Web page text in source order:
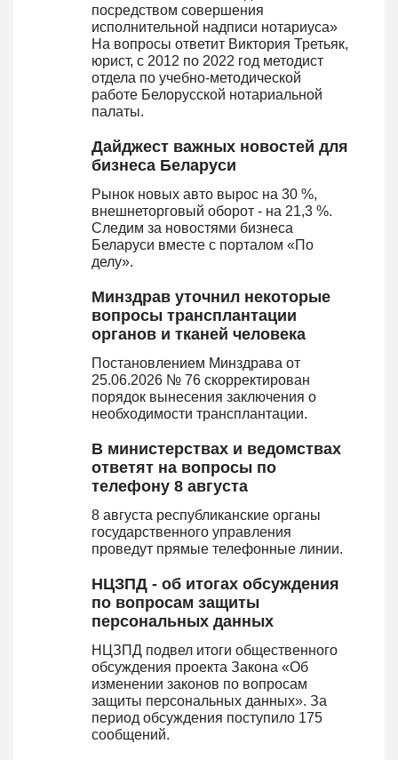
посредством совершения
исполнительной надписи нотариуса»
На вопросы ответит Виктория Третьяк,
юрист, с 2012 по 2022 год методист
отдела по учебно-методической
работе Белорусской нотариальной
палаты.
Дайджест важных новостей для
бизнеса Беларуси
Рынок новых авто вырос на 30 %,
внешнеторговый оборот - на 21,3 %.
Следим за новостями бизнеса
Беларуси вместе с порталом «По
делу».
Минздрав уточнил некоторые
вопросы трансплантации
органов и тканей человека
Постановлением Минздрава от
25.06.2026 № 76 скорректирован
порядок вынесения заключения о
необходимости трансплантации.
В министерствах и ведомствах
ответят на вопросы по
телефону 8 августа
8 августа республиканские органы
государственного управления
проведут прямые телефонные линии.
НЦЗПД - об итогах обсуждения
по вопросам защиты
персональных данных
НЦЗПД подвел итоги общественного
обсуждения проекта Закона «Об
изменении законов по вопросам
защиты персональных данных». За
период обсуждения поступило 175
сообщений.